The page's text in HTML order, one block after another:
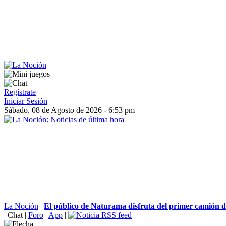
Regístrate
Iniciar Sesión
Sábado, 08 de Agosto de 2026 - 6:53 pm
La Noción | El público de Naturama disfruta del primer camión
| Chat | Foro | App |